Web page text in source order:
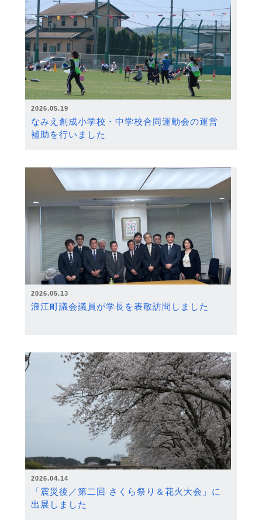
2026.05.19
なみえ創成小学校・中学校合同運動会の運営
補助を行いました
2026.05.13
浪江町議会議員が学長を表敬訪問しました
2026.04.14
「震災後／第二回 さくら祭り＆花火大会」に
出展しました